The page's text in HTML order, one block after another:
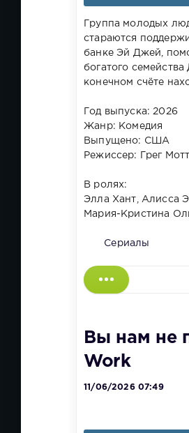
Группа молодых
стараются
банке Эй Джей,
богатого
конечном счёте
Год выпуска: 2026
Жанр: Комедия
Выпущено: США
Режиссер: Грег
В ролях:
Элла Хант, Алисса
Мария-Кристина
Сериалы
Вы нам не
Work
11/06/2026 07:49